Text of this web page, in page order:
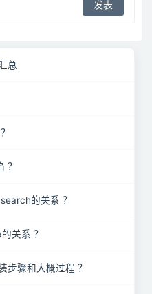
总
？
的关系 ？
关系 ？
步骤和大概过程 ？